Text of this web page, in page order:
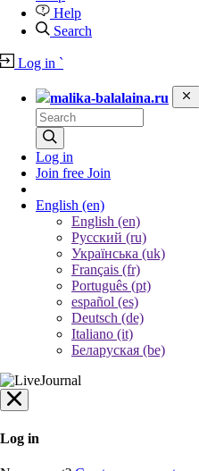
Help
Search
Log in `
malika-balalaina.ru
Log in
Join free Join
English (en)
English (en)
Русский (ru)
Українська (uk)
Français (fr)
Português (pt)
español (es)
Deutsch (de)
Italiano (it)
Беларуская (be)
Log in